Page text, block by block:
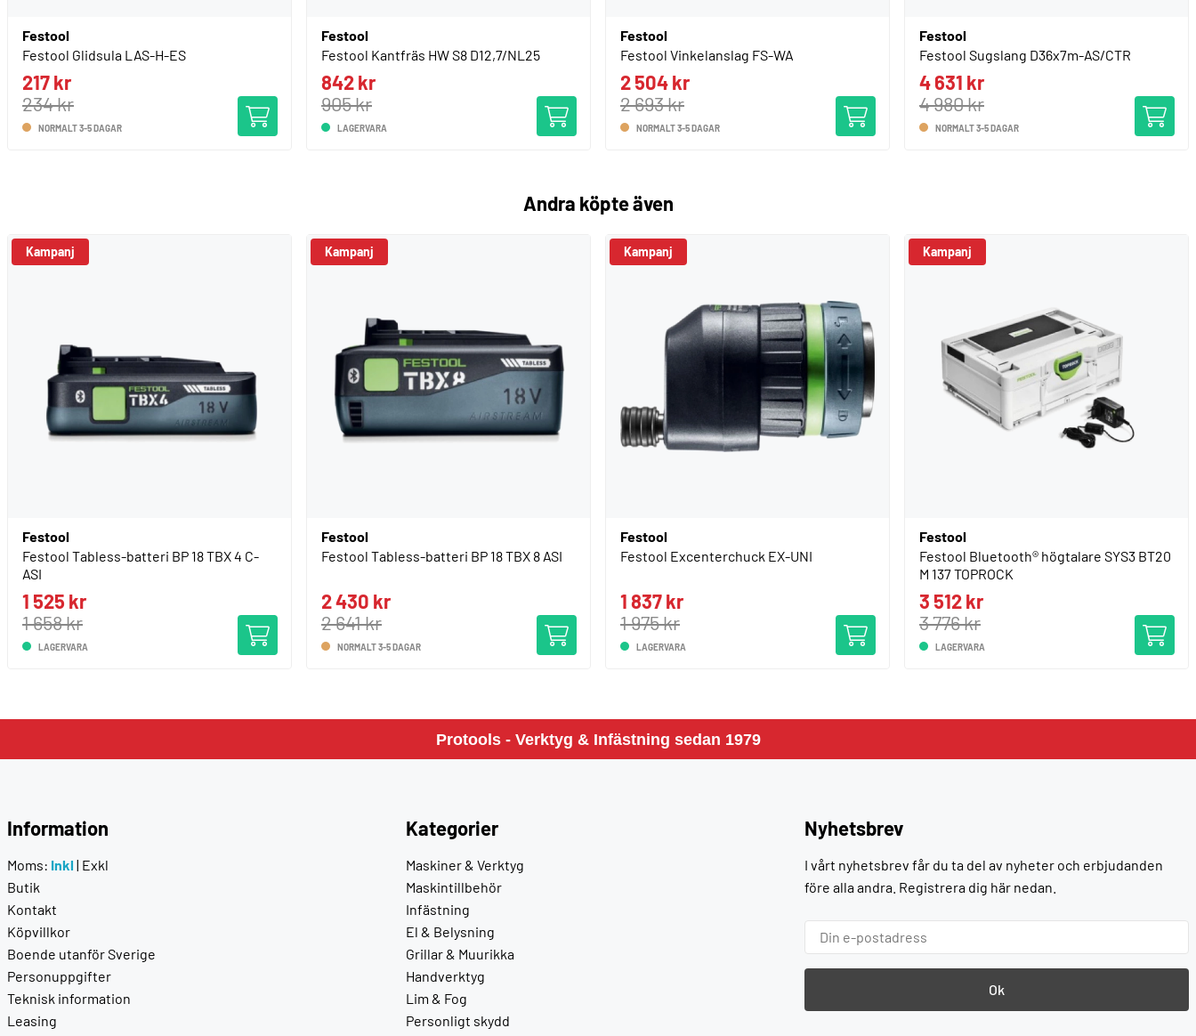
Festool
Festool Glidsula LAS-H-ES
217 kr
234 kr
NORMALT 3-5 DAGAR
Festool
Festool Kantfräs HW S8 D12,7/NL25
842 kr
905 kr
LAGERVARA
Festool
Festool Vinkelanslag FS-WA
2 504 kr
2 693 kr
NORMALT 3-5 DAGAR
Festool
Festool Sugslang D36x7m-AS/CTR
4 631 kr
4 980 kr
NORMALT 3-5 DAGAR
Andra köpte även
Kampanj
Festool
Festool Tabless-batteri BP 18 TBX 4 C-
ASI
1 525 kr
1 658 kr
LAGERVARA
Kampanj
Festool
Festool Tabless-batteri BP 18 TBX 8 ASI
2 430 kr
2 641 kr
NORMALT 3-5 DAGAR
Kampanj
Festool
Festool Excenterchuck EX-UNI
1 837 kr
1 975 kr
LAGERVARA
Kampanj
Festool
Festool Bluetooth® högtalare SYS3 BT20
M 137 TOPROCK
3 512 kr
3 776 kr
LAGERVARA
Protools - Verktyg & Infästning sedan 1979
Information
Moms: Inkl | Exkl
Butik
Kontakt
Köpvillkor
Boende utanför Sverige
Personuppgifter
Teknisk information
Leasing
Kategorier
Maskiner & Verktyg
Maskintillbehör
Infästning
El & Belysning
Grillar & Muurikka
Handverktyg
Lim & Fog
Personligt skydd
Nyhetsbrev
I vårt nyhetsbrev får du ta del av nyheter och erbjudanden
före alla andra. Registrera dig här nedan.
Ok